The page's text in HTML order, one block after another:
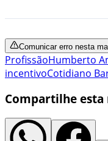
Comunicar erro nesta
ProfissãoHumberto
incentivoCotidiano
Compartilhe esta